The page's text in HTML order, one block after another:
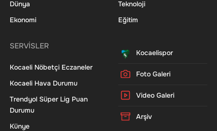
Dünya
Ekonomi
Teknoloji
Eğitim
SERVİSLER
Kocaeli Nöbetçi Eczaneler
Kocaeli Hava Durumu
Trendyol Süper Lig Puan
Durumu
Künye
Kocaelispor
Foto Galeri
Video Galeri
Arşiv